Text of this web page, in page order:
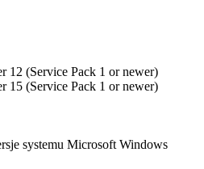
12 (Service Pack 1 or newer)
15 (Service Pack 1 or newer)
systemu Microsoft Windows